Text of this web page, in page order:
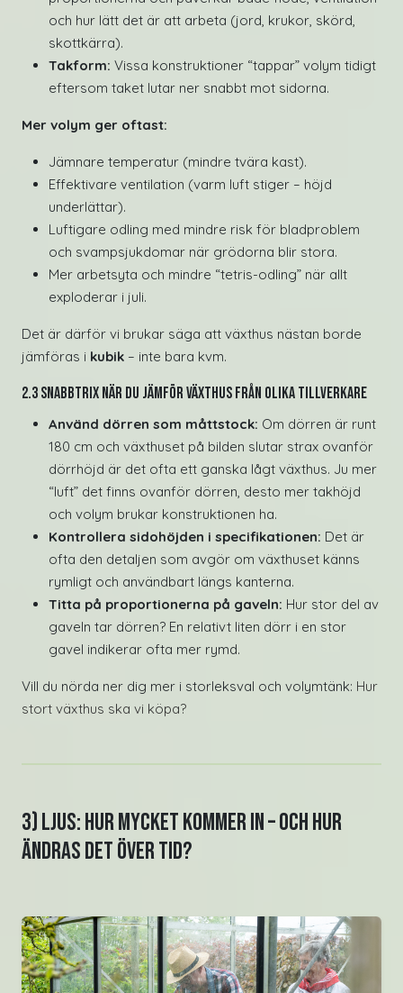
och hur lätt det är att arbeta (jord, krukor, skörd,
skottkärra).
Takform: Vissa konstruktioner “tappar” volym tidigt
eftersom taket lutar ner snabbt mot sidorna.
Mer volym ger oftast:
Jämnare temperatur (mindre tvära kast).
Effektivare ventilation (varm luft stiger – höjd
underlättar).
Luftigare odling med mindre risk för bladproblem
och svampsjukdomar när grödorna blir stora.
Mer arbetsyta och mindre “tetris-odling” när allt
exploderar i juli.
Det är därför vi brukar säga att växthus nästan borde
jämföras i kubik – inte bara kvm.
2.3 Snabbtrix när du jämför växthus från olika tillverkare
Använd dörren som måttstock: Om dörren är runt
180 cm och växthuset på bilden slutar strax ovanför
dörrhöjd är det ofta ett ganska lågt växthus. Ju mer
“luft” det finns ovanför dörren, desto mer takhöjd
och volym brukar konstruktionen ha.
Kontrollera sidohöjden i specifikationen: Det är
ofta den detaljen som avgör om växthuset känns
rymligt och användbart längs kanterna.
Titta på proportionerna på gaveln: Hur stor del av
gaveln tar dörren? En relativt liten dörr i en stor
gavel indikerar ofta mer rymd.
Vill du nörda ner dig mer i storleksval och volymtänk: Hur
stort växthus ska vi köpa?
3) Ljus: Hur mycket kommer in – och hur
ändras det över tid?